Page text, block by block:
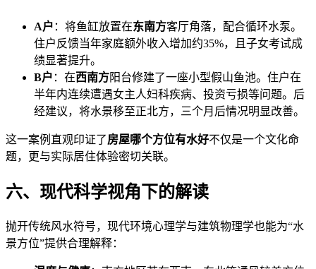
A户 ：将鱼缸放置在东南方客厅角落，配合循环水泵。
住户反馈当年家庭额外收入增加约35%，且子女考试成
绩显著提升。
B户 ：在西南方阳台修建了一座小型假山鱼池。住户在
半年内连续遭遇女主人妇科疾病、投资亏损等问题。后
经建议，将水景移至正北方，三个月后情况明显改善。
这一案例直观印证了房屋哪个方位有水好不仅是一个文化命
题，更与实际居住体验密切关联。
六、现代科学视角下的解读
抛开传统风水符号，现代环境心理学与建筑物理学也能为“水
景方位”提供合理解释：